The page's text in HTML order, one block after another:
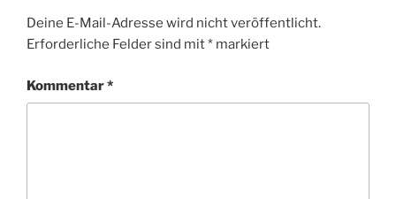
Deine E-Mail-Adresse wird nicht veröffentlicht.
Erforderliche Felder sind mit* markiert
Kommentar*